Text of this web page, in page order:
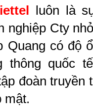
luôn là
nghiệp Cty
Quang có độ
thông quốc
đoàn truyền
mật.